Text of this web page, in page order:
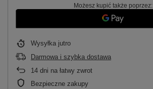
Możesz kupić także poprzez:
Wysyłka jutro
Darmowa i szybka dostawa
14 dni na łatwy zwrot
Bezpieczne zakupy